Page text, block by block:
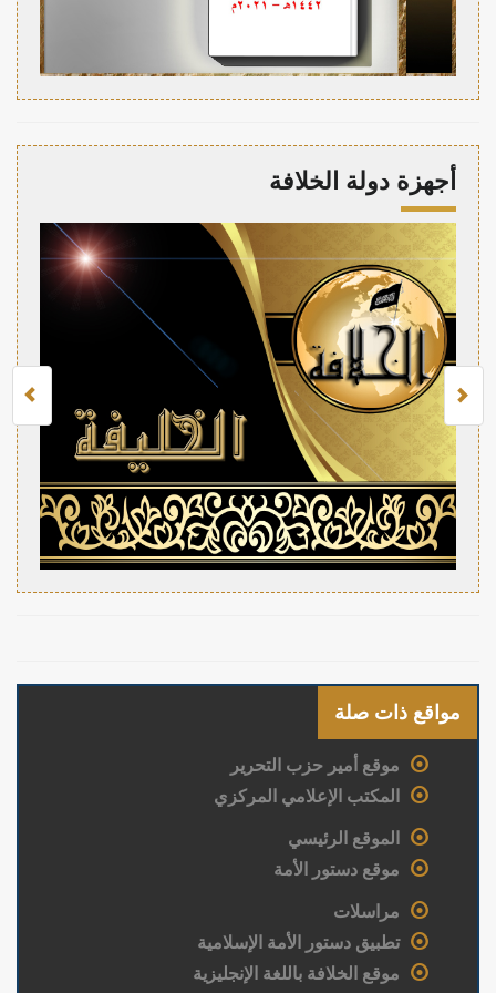
أجهزة دولة الخلافة
مواقع ذات صلة
موقع أمير حزب التحرير
المكتب الإعلامي المركزي
الموقع الرئيسي
موقع دستور الأمة
مراسلات
تطبيق دستور الأمة الإسلامية
موقع الخلافة باللغة الإنجليزية